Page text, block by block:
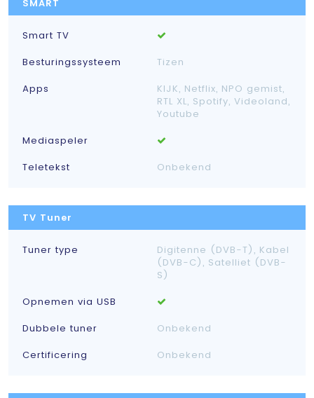
SMART
Smart TV
Besturingssysteem
Tizen
Apps
KIJK, Netflix, NPO gemist,
RTL XL, Spotify, Videoland,
Youtube
Mediaspeler
Teletekst
Onbekend
TV Tuner
Tuner type
Digitenne (DVB-T), Kabel
(DVB-C), Satelliet (DVB-
S)
Opnemen via USB
Dubbele tuner
Onbekend
Certificering
Onbekend